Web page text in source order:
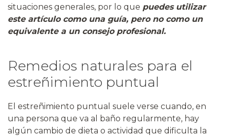
situaciones generales, por lo que puedes utilizar
este artículo como una guía, pero no como un
equivalente a un consejo profesional.
Remedios naturales para el
estreñimiento puntual
El estreñimiento puntual suele verse cuando, en
una persona que va al baño regularmente, hay
algún cambio de dieta o actividad que dificulta la